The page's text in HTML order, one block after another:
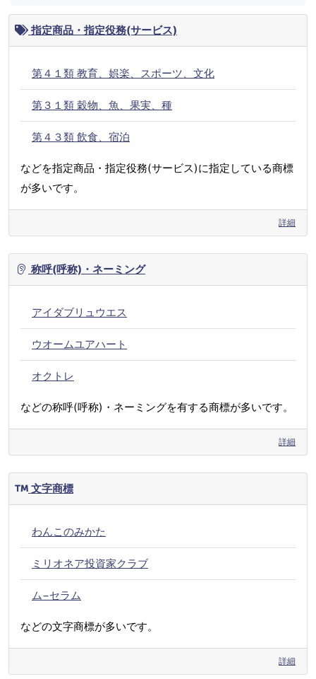
指定商品・指定役務(サービス)
第４１類 教育、娯楽、スポーツ、文化
第３１類 穀物、魚、果実、種
第４３類 飲食、宿泊
などを指定商品・指定役務(サービス)に指定している商標
が多いです。
詳細
称呼(呼称)・ネーミング
アイダブリュウエス
ウオームユアハート
オクトレ
などの称呼(呼称)・ネーミングを有する商標が多いです。
詳細
文字商標
わんこのみかた
ミリオネア投資家クラブ
ム−セラム
などの文字商標が多いです。
詳細